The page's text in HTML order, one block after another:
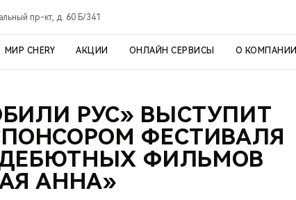
пр-кт, д. 60 Б/341
МИР CHERY АКЦИИ ОНЛАЙН СЕРВИСЫ О КОМПАНИИ
РУС» ВЫСТУПИТ
ФЕСТИВАЛЯ
ФИЛЬМОВ
АННА»